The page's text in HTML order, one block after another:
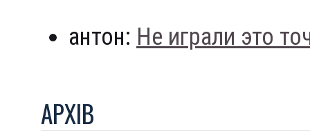
антон: Не играли это
АРХIВ